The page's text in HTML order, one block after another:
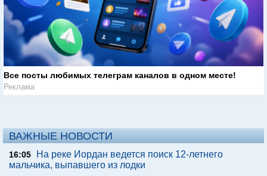
Все посты любимых телеграм каналов в одном месте!
Реклама
ВАЖНЫЕ НОВОСТИ
16:05
На реке Иордан ведется поиск 12-летнего
мальчика, выпавшего из лодки